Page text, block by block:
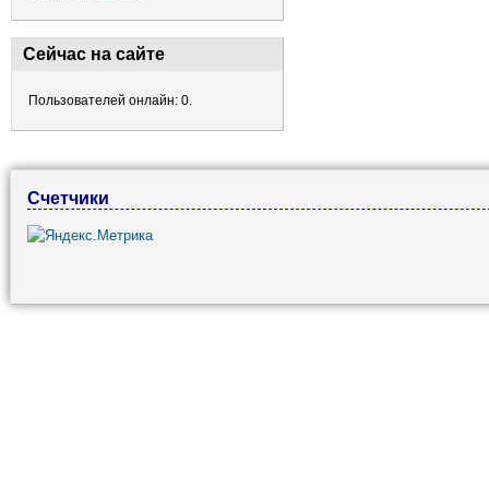
Сейчас на сайте
Пользователей онлайн: 0.
Счетчики